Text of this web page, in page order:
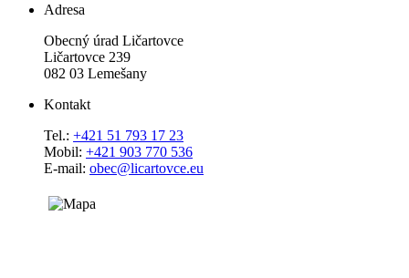
Adresa
Obecný úrad Ličartovce
Ličartovce 239
082 03 Lemešany
Kontakt
Tel.: +421 51 793 17 23
Mobil: +421 903 770 536
E-mail: obec@licartovce.eu